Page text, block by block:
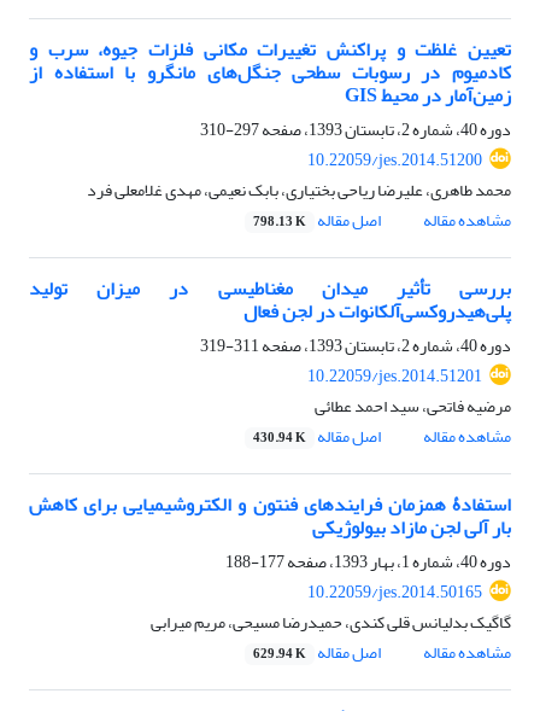
تعیین غلظت و پراکنش تغییرات مکانی فلزات جیوه، سرب و
کادمیوم در رسوبات سطحی جنگل‌های مانگرو با استفاده از
زمین‌آمار در محیط GIS
دوره 40، شماره 2، تابستان 1393، صفحه
297-310
10.22059/jes.2014.51200
محمد طاهری، علیرضا ریاحی بختیاری، بابک نعیمی، مهدی غلامعلی فرد
مشاهده مقاله
اصل مقاله 798.13 K
بررسی تأثیر میدان مغناطیسی در میزان تولید
پلی‌هیدروکسی‌آلکانوات در لجن فعال
دوره 40، شماره 2، تابستان 1393، صفحه
311-319
10.22059/jes.2014.51201
مرضیه فاتحی، سید احمد عطائی
مشاهده مقاله
اصل مقاله 430.94 K
استفادۀ همزمان فرایندهای فنتون و الکتروشیمیایی برای کاهش
بار آلی لجن مازاد بیولوژیکی
دوره 40، شماره 1، بهار 1393، صفحه
177-188
10.22059/jes.2014.50165
گاگیک بدلیانس قلی کندی، حمیدرضا مسیحی، مریم میرابی
مشاهده مقاله
اصل مقاله 629.94 K